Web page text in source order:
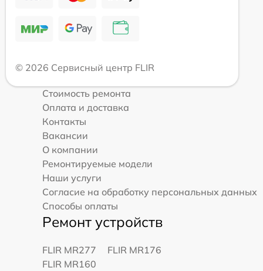
© 2026 Сервисный центр FLIR
Стоимость ремонта
Оплата и доставка
Контакты
Вакансии
О компании
Ремонтируемые модели
Наши услуги
Согласие на обработку персональных данных
Способы оплаты
Ремонт устройств
FLIR MR277
FLIR MR176
FLIR MR160